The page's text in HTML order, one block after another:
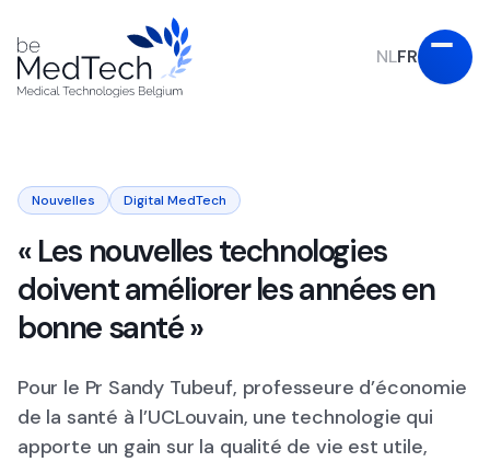
NLFR
Nouvelles Digital MedTech
« Les nouvelles technologies
doivent améliorer les années en
bonne santé »
Pour le Pr Sandy Tubeuf, professeure d’économie
de la santé à l’UCLouvain, une technologie qui
apporte un gain sur la qualité de vie est utile,